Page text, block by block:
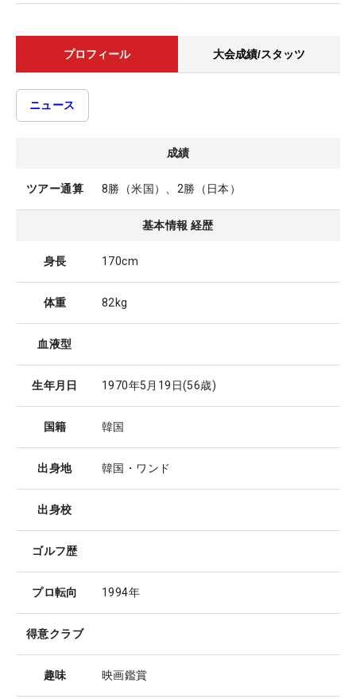
プロフィール 大会成績/スタッツ
ニュース
成績
ツアー通算 8勝（米国）、2勝（日本）
基本情報 経歴
身長 170cm
体重 82kg
血液型
生年月日 1970年5月19日(56歳)
国籍 韓国
出身地 韓国・ワンド
出身校
ゴルフ歴
プロ転向 1994年
得意クラブ
趣味 映画鑑賞